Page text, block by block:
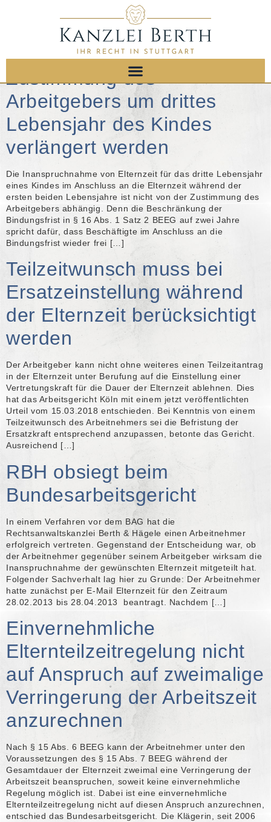
Kategorie:Elternzeit
Elternzeit kann ohne
Zustimmung des
Arbeitgebers um drittes
Lebensjahr des Kindes
verlängert werden
Die Inanspruchnahme von Elternzeit für das dritte Lebensjahr
eines Kindes im Anschluss an die Elternzeit während der
ersten beiden Lebensjahre ist nicht von der Zustimmung des
Arbeitgebers abhängig. Denn die Beschränkung der
Bindungsfrist in § 16 Abs. 1 Satz 2 BEEG auf zwei Jahre
spricht dafür, dass Beschäftigte im Anschluss an die
Bindungsfrist wieder frei […]
Teilzeitwunsch muss bei
Ersatzeinstellung während
der Elternzeit berücksichtigt
werden
Der Arbeitgeber kann nicht ohne weiteres einen Teilzeitantrag
in der Elternzeit unter Berufung auf die Einstellung einer
Vertretungskraft für die Dauer der Elternzeit ablehnen. Dies
hat das Arbeitsgericht Köln mit einem jetzt veröffentlichten
Urteil vom 15.03.2018 entschieden. Bei Kenntnis von einem
Teilzeitwunsch des Arbeitnehmers sei die Befristung der
Ersatzkraft entsprechend anzupassen, betonte das Gericht.
Ausreichend […]
RBH obsiegt beim
Bundesarbeitsgericht
In einem Verfahren vor dem BAG hat die
Rechtsanwaltskanzlei Berth & Hägele einen Arbeitnehmer
erfolgreich vertreten. Gegenstand der Entscheidung war, ob
der Arbeitnehmer gegenüber seinem Arbeitgeber wirksam die
Inanspruchnahme der gewünschten Elternzeit mitgeteilt hat.
Folgender Sachverhalt lag hier zu Grunde: Der Arbeitnehmer
hatte zunächst per E-Mail Elternzeit für den Zeitraum
28.02.2013 bis 28.04.2013 beantragt. Nachdem […]
Einvernehmliche
Elternteilzeitregelung nicht
auf Anspruch auf zweimalige
Verringerung der Arbeitszeit
anzurechnen
Nach § 15 Abs. 6 BEEG kann der Arbeitnehmer unter den
Voraussetzungen des § 15 Abs. 7 BEEG während der
Gesamtdauer der Elternzeit zweimal eine Verringerung der
Arbeitszeit beanspruchen, soweit keine einvernehmliche
Regelung möglich ist. Dabei ist eine einvernehmliche
Elternteilzeitregelung nicht auf diesen Anspruch anzurechnen,
entschied das Bundesarbeitsgericht. Die Klägerin, seit 2006